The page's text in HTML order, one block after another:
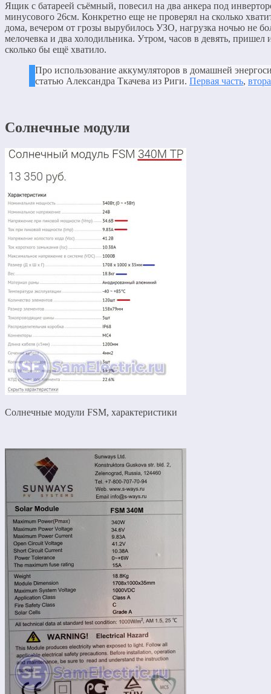
Ящик с батареей съёмный, повесил на два анкера под
минусового 26см. Конкретно еще не проверял на сколько
дома, вечером от грозы вырубилось УЗО, нагрузка ночью не
мелочевка и два холодильника. Утром, часов в девять,
сколько бы ещё хватило.
Про использование аккумуляторов в домашней
статью Александра Ткачева из Риги. Первая часть,
Солнечные модули
Солнечные модули FSM, характеристики